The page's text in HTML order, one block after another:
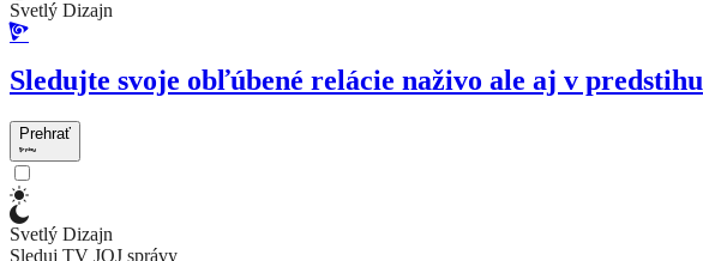
Svetlý Dizajn
Sledujte svoje obľúbené relácie naživo ale aj v predstihu
Prehrať
Svetlý Dizajn
Sleduj TV JOJ správy